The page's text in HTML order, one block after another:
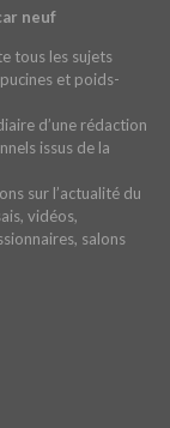
neuf
tous les sujets
et poids-
d’une rédaction
issus de la
sur l’actualité du
vidéos,
salons